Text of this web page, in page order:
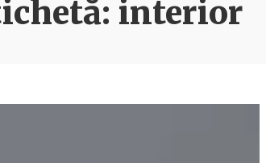
interior